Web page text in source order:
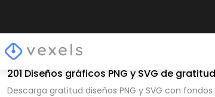
201 Diseños gráficos PNG y SVG de gratitud
Descarga gratitud diseños PNG y SVG con